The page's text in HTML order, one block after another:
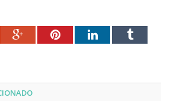
Google+PinterestLinkedInTumblr